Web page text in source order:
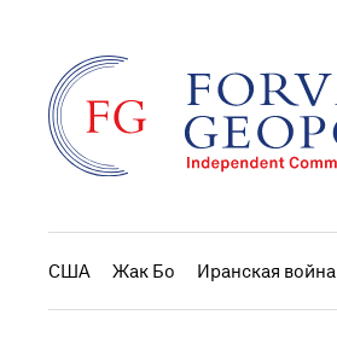
США Жак Бо Иранская война